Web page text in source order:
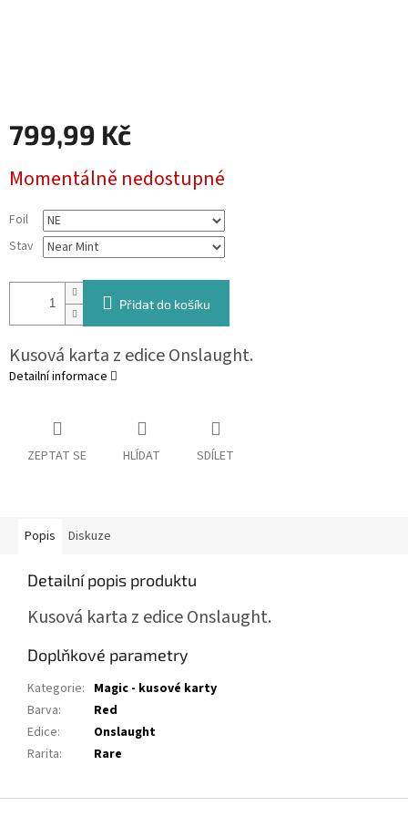
799,99 Kč
cena:
Momentálně nedostupné
Foil
Stav
Přidat do košíku
Kusová karta z edice Onslaught.
Detailní informace
ZEPTAT SE HLÍDAT SDÍLET
Popis Diskuze
Detailní popis produktu
Kusová karta z edice Onslaught.
Doplňkové parametry
Kategorie: Magic - kusové karty
Barva:
Red
Edice:
Onslaught
Rarita: Rare